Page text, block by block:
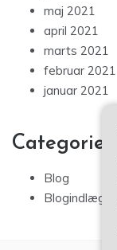
maj 2021
april 2021
marts 2021
februar 2021
januar 2021
Categories
Blog
Blogindlæg